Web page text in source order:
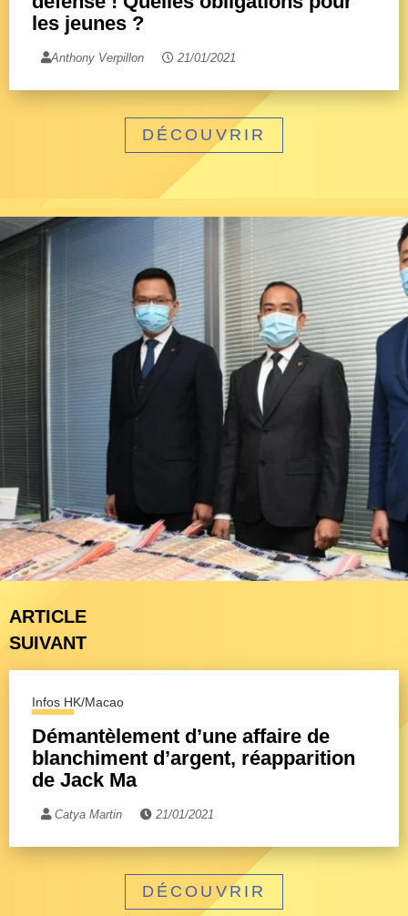
les jeunes ?
Anthony Verpillon 21/01/2021
DÉCOUVRIR
ARTICLE
SUIVANT
Infos HK/Macao
Démantèlement d’une affaire de
blanchiment d’argent, réapparition
de Jack Ma
Catya Martin 21/01/2021
DÉCOUVRIR